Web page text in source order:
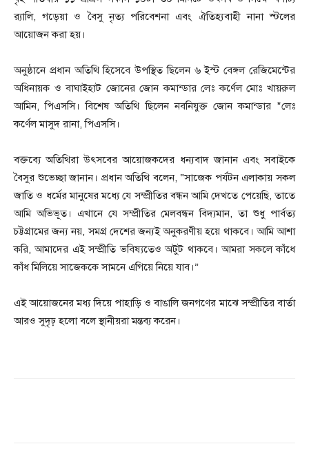
র‍্যালি, গড়েয়া ও বৈসু নৃত্য পরিবেশনা এবং ঐতিহ্যবাহী নানা স্টলের
আয়োজন করা হয়।
অনুষ্ঠানে প্রধান অতিথি হিসেবে উপস্থিত ছিলেন ৬ ইস্ট বেঙ্গল রেজিমেন্টের
অধিনায়ক ও বাঘাইহাট জোনের জোন কমান্ডার লেঃ কর্ণেল মোঃ খায়রুল
আমিন, পিএসসি। বিশেষ অতিথি ছিলেন নবনিযুক্ত জোন কমান্ডার *লেঃ
কর্ণেল মাসুদ রানা, পিএসসি।
বক্তব্যে অতিথিরা উৎসবের আয়োজকদের ধন্যবাদ জানান এবং সবাইকে
বৈসুর শুভেচ্ছা জানান। প্রধান অতিথি বলেন, “সাজেক পর্যটন এলাকায় সকল
জাতি ও ধর্মের মানুষের মধ্যে যে সম্প্রীতির বন্ধন আমি দেখতে পেয়েছি, তাতে
আমি অভিভূত। এখানে যে সম্প্রীতির মেলবন্ধন বিদ্যমান, তা শুধু পার্বত্য
চট্টগ্রামের জন্য নয়, সমগ্র দেশের জন্যই অনুকরণীয় হয়ে থাকবে। আমি আশা
করি, আমাদের এই সম্প্রীতি ভবিষ্যতেও অটুট থাকবে। আমরা সকলে কাঁধে
কাঁধ মিলিয়ে সাজেককে সামনে এগিয়ে নিয়ে যাব।”
এই আয়োজনের মধ্য দিয়ে পাহাড়ি ও বাঙালি জনগণের মাঝে সম্প্রীতির বার্তা
আরও সুদৃঢ় হলো বলে স্থানীয়রা মন্তব্য করেন।